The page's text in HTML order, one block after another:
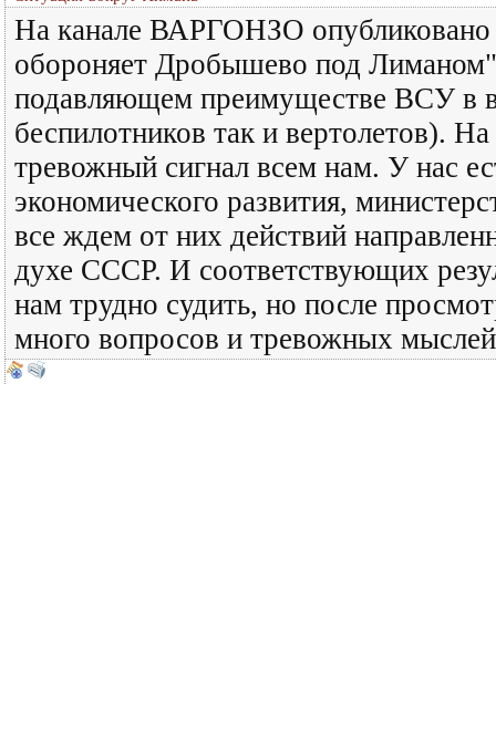
На канале ВАРГОНЗО опубликовано
обороняет Дробышево под
подавляющем преимуществе ВСУ в
беспилотников так и вертолетов).
тревожный сигнал всем нам. У нас
экономического развития,
все ждем от них действий
духе СССР. И соответствующих
нам трудно судить, но после
много вопросов и тревожных